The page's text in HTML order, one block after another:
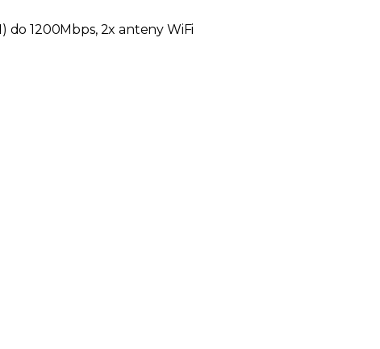
do 1200Mbps, 2x anteny WiFi